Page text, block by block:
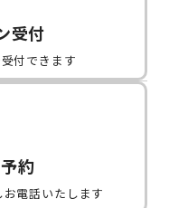
受付
付できます
約
電話いたします